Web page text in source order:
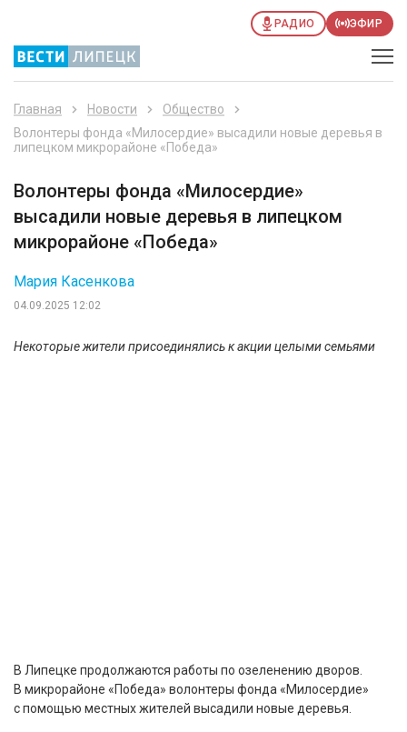
РАДИО ЭФИР
Главная Новости
Общество
Волонтеры фонда «Милосердие» высадили новые деревья в
липецком микрорайоне «Победа»
Волонтеры фонда «Милосердие»
высадили новые деревья в липецком
микрорайоне «Победа»
04.09.2025 12:02
Мария Касенкова
Некоторые жители присоединялись к акции целыми семьями
В Липецке продолжаются работы по озеленению дворов.
В микрорайоне «Победа» волонтеры фонда «Милосердие»
с помощью местных жителей высадили новые деревья.